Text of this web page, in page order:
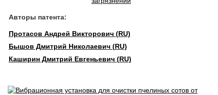
Авторы патента:
Протасов Андрей Викторович (RU)
Бышов Дмитрий Николаевич (RU)
Каширин Дмитрий Евгеньевич (RU)